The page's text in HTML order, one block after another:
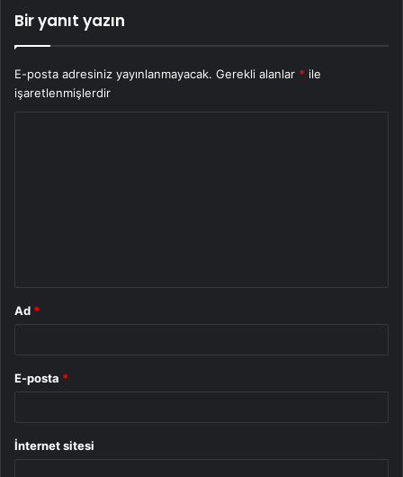
Bir yanıt yazın
E-posta adresiniz yayınlanmayacak. Gerekli alanlar * ile
işaretlenmişlerdir
Ad *
E-posta *
İnternet sitesi